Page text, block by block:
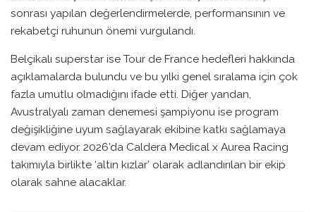
sonrası yapılan değerlendirmelerde, performansının ve
rekabetçi ruhunun önemi vurgulandı.
Belçikalı superstar ise Tour de France hedefleri hakkında
açıklamalarda bulundu ve bu yılki genel sıralama için çok
fazla umutlu olmadığını ifade etti. Diğer yandan,
Avustralyalı zaman denemesi şampiyonu ise program
değişikliğine uyum sağlayarak ekibine katkı sağlamaya
devam ediyor. 2026’da Caldera Medical x Aurea Racing
takımıyla birlikte ‘altın kızlar’ olarak adlandırılan bir ekip
olarak sahne alacaklar.